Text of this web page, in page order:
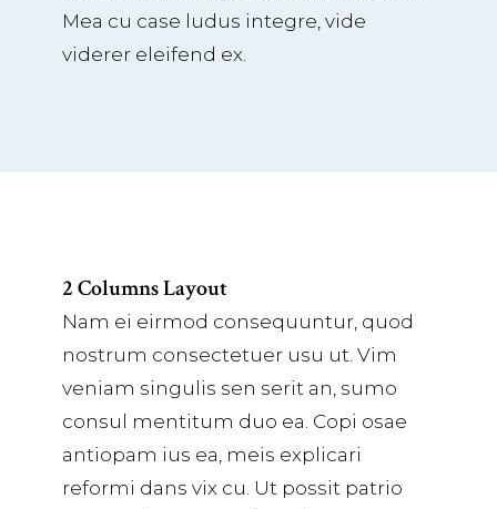
Mea cu case ludus integre, vide
viderer eleifend ex.
2 Columns Layout
Nam ei eirmod consequuntur, quod
nostrum consectetuer usu ut. Vim
veniam singulis sen serit an, sumo
consul mentitum duo ea. Copi osae
antiopam ius ea, meis explicari
reformi dans vix cu. Ut possit patrio